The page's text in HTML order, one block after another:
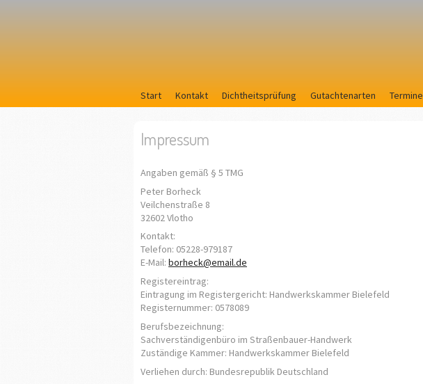
Start Kontakt Dichtheitsprüfung Gutachtenarten Termine
Impressum
Angaben gemäß § 5 TMG
Peter Borheck
Veilchenstraße 8
32602 Vlotho
Kontakt:
Telefon: 05228-979187
E-Mail: borheck@email.de
Registereintrag:
Eintragung im Registergericht: Handwerkskammer Bielefeld
Registernummer: 0578089
Berufsbezeichnung:
Sachverständigenbüro im Straßenbauer-Handwerk
Zuständige Kammer: Handwerkskammer Bielefeld
Verliehen durch: Bundesrepublik Deutschland